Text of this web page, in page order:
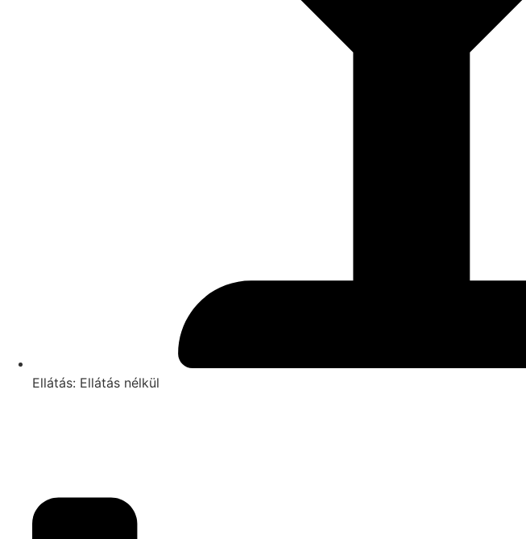
Ellátás: Ellátás nélkül